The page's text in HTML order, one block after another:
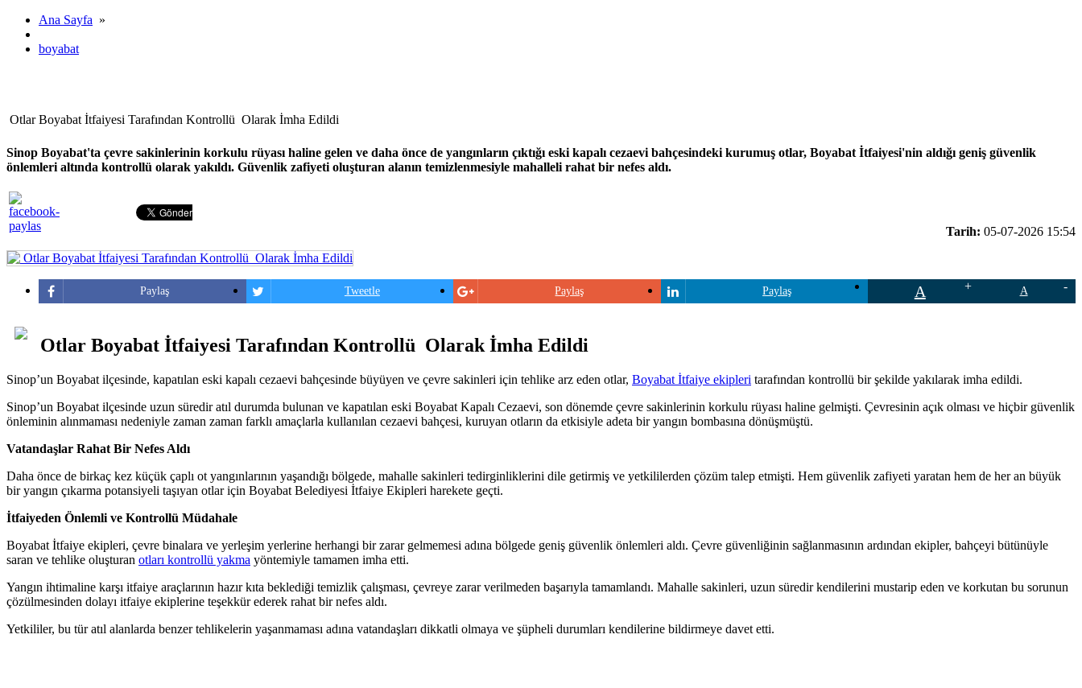
Ana Sayfa »
boyabat
Otlar Boyabat İtfaiyesi Tarafından Kontrollü Olarak İmha Edildi
Sinop Boyabat'ta çevre sakinlerinin korkulu rüyası haline gelen ve daha önce de yangınların çıktığı eski kapalı cezaevi bahçesindeki kurumuş otlar, Boyabat İtfaiyesi'nin aldığı geniş güvenlik
önlemleri altında kontrollü olarak yakıldı. Güvenlik zafiyeti oluşturan alanın temizlenmesiyle mahalleli rahat bir nefes aldı.
Tarih: 05-07-2026 15:54
Paylaş Tweetle Paylaş Paylaş A A
Otlar Boyabat İtfaiyesi Tarafından Kontrollü Olarak İmha Edildi
Sinop’un Boyabat ilçesinde, kapatılan eski kapalı cezaevi bahçesinde büyüyen ve çevre sakinleri için tehlike arz eden otlar, Boyabat İtfaiye ekipleri tarafından kontrollü bir şekilde yakılarak imha edildi.
Sinop’un Boyabat ilçesinde uzun süredir atıl durumda bulunan ve kapatılan eski Boyabat Kapalı Cezaevi, son dönemde çevre sakinlerinin korkulu rüyası haline gelmişti. Çevresinin açık olması ve hiçbir güvenlik
önleminin alınmaması nedeniyle zaman zaman farklı amaçlarla kullanılan cezaevi bahçesi, kuruyan otların da etkisiyle adeta bir yangın bombasına dönüşmüştü.
Vatandaşlar Rahat Bir Nefes Aldı
Daha önce de birkaç kez küçük çaplı ot yangınlarının yaşandığı bölgede, mahalle sakinleri tedirginliklerini dile getirmiş ve yetkililerden çözüm talep etmişti. Hem güvenlik zafiyeti yaratan hem de her an büyük
bir yangın çıkarma potansiyeli taşıyan otlar için Boyabat Belediyesi İtfaiye Ekipleri harekete geçti.
İtfaiyeden Önlemli ve Kontrollü Müdahale
Boyabat İtfaiye ekipleri, çevre binalara ve yerleşim yerlerine herhangi bir zarar gelmemesi adına bölgede geniş güvenlik önlemleri aldı. Çevre güvenliğinin sağlanmasının ardından ekipler, bahçeyi bütünüyle
saran ve tehlike oluşturan otları kontrollü yakma yöntemiyle tamamen imha etti.
Yangın ihtimaline karşı itfaiye araçlarının hazır kıta beklediği temizlik çalışması, çevreye zarar verilmeden başarıyla tamamlandı. Mahalle sakinleri, uzun süredir kendilerini mustarip eden ve korkutan bu sorunun
çözülmesinden dolayı itfaiye ekiplerine teşekkür ederek rahat bir nefes aldı.
Yetkililer, bu tür atıl alanlarda benzer tehlikelerin yaşanmaması adına vatandaşları dikkatli olmaya ve şüpheli durumları kendilerine bildirmeye davet etti.